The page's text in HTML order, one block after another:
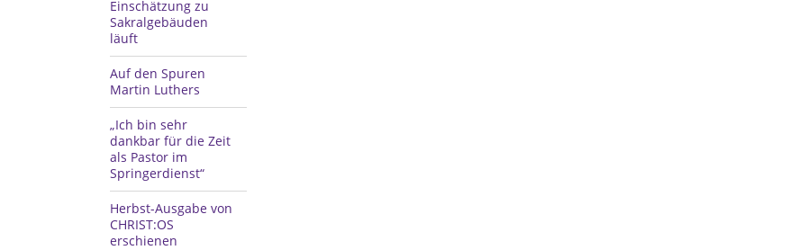
Einschätzung zu
Sakralgebäuden
läuft
Auf den Spuren
Martin Luthers
„Ich bin sehr
dankbar für die Zeit
als Pastor im
Springerdienst“
Herbst-Ausgabe von
CHRIST:OS
erschienen